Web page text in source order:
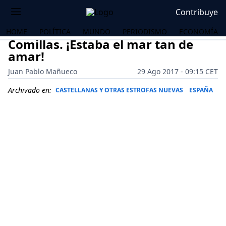
Contribuye
HOME POLÍTICA MUNDO PERIODISMO ECONOMÍA
Comillas. ¡Estaba el mar tan de
amar!
Juan Pablo Mañueco
29 Ago 2017 - 09:15 CET
Archivado en: CASTELLANAS Y OTRAS ESTROFAS NUEVAS ESPAÑA